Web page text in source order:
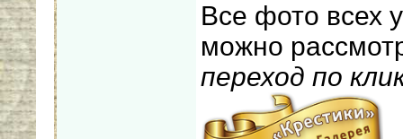
Все фото всех
можно
переход по